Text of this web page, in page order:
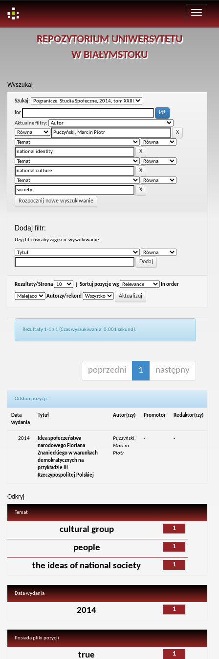
REPOZYTORIUM UNIWERSYTETU
W BIAŁYMSTOKU
Wyszukaj
Szukaj:
for
Aktualne filtry:
Rozpocznij nowe wyszukiwanie
Dodaj filtr:
Uzyj filtrów aby zagęścić wyszukiwanie.
Rezultaty/Strona Sortuj pozycje wg In order
Autorzy/rekord
Rezultaty 1-1 z 1 (Czas wyszukiwania: 0.001 sekund).
poprzedni 1 następny
Odsłon pozycji:
Data
wydania
Tytuł Autor(rzy) Promotor Redaktor(rzy)
2014
Idea społeczeństwa
narodowego Floriana
Znanieckiego w warunkach
demokratycznych na
przykładzie III
Rzeczypospolitej Polskiej
Puczyński,
Marcin
Piotr
- -
Odkryj
Temat
1
cultural group
1
people
1
the ideas of national society
Data wydania
1
2014
Posiada pliki pozycji
1
true